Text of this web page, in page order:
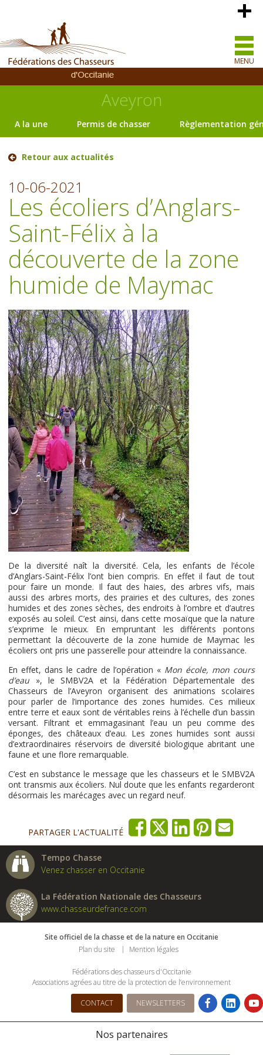
MENU
Aveyron
A la une Permis de chasser Règlementation
Retour aux actualités
10-06-2021
Les écoliers d’Anglars-
Saint-Félix à la
découverte de la zone
humide de Maymac
De la diversité naît la diversité. Cela, les enfants de l’école
d’Anglars-Saint-Félix l’ont bien compris. En effet il faut de tout
pour faire un monde. Il faut des haies, des arbres vifs, mais
aussi des arbres morts, des prairies et des cultures, des zones
humides et des zones sèches, des endroits à l’ombre et d’autres
exposés au soleil. C’est ainsi, dans cette mosaïque que la nature
s’exprime le mieux. En empruntant les différents pontons
permettant la découverte de la zone humide de Maymac les
écoliers ont pris une passerelle pour atteindre la connaissance.
En effet, dans le cadre de l’opération « Mon école, mon cours
d’eau », le SMBV2A et la Fédération Départementale des
Chasseurs de l’Aveyron organisent des animations scolaires
pour parler de l’importance des zones humides. Ces milieux
entre terre et eaux sont de véritables reins à l’échelle d’un bassin
versant. Filtrant et emmagasinant l’eau un peu comme des
éponges, des châteaux d’eau. Les zones humides sont aussi
d’extraordinaires réservoirs de diversité biologique abritant une
faune et une flore remarquable.
C’est en substance le message que les chasseurs et le SMBV2A
ont transmis aux écoliers. Nul doute que les enfants regarderont
désormais les marécages avec un regard neuf.
PARTAGER L'ACTUALITÉ
Tempo Chasse
Venez chasser en Occitanie
La Fédération Nationale des Chasseurs
www.chasseurdefrance.com
Site officiel de la chasse et de la nature en Occitanie
Plan du site
Mention légales
Fédérations des chasseurs d'Occitanie
Associations agrées au titre de la protection de l’environnement
CONTACT NEWSLETTERS
Nos partenaires